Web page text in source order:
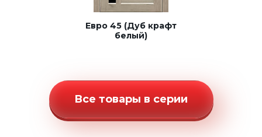
Евро 45 (Дуб крафт
белый)
Все товары в серии